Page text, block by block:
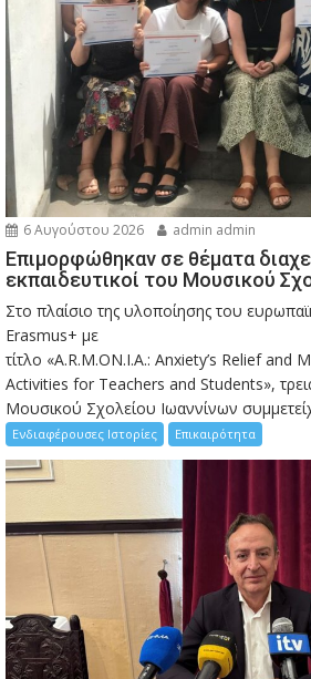
6 Αυγούστου 2026 admin admin
Eπιμορφώθηκαν σε θέματα
εκπαιδευτικοί του Μουσικού
Στο πλαίσιο της υλοποίησης του
Erasmus+ με
τίτλο «A.R.M.ON.I.A.: Anxiety’s Relief and
Activities for Teachers and Students»,
Μουσικού Σχολείου Ιωαννίνων
Ενδιαφέρουσες Ιστορίες Επικαιρότητα